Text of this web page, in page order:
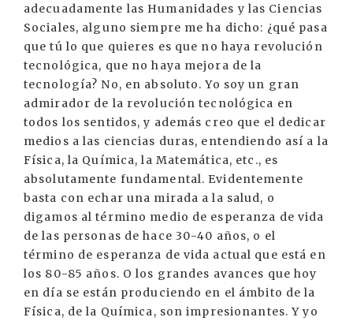
adecuadamente las Humanidades y las Ciencias
Sociales, alguno siempre me ha dicho: ¿qué pasa
que tú lo que quieres es que no haya revolución
tecnológica, que no haya mejora de la
tecnología? No, en absoluto. Yo soy un gran
admirador de la revolución tecnológica en
todos los sentidos, y además creo que el dedicar
medios a las ciencias duras, entendiendo así a la
Física, la Química, la Matemática, etc., es
absolutamente fundamental. Evidentemente
basta con echar una mirada a la salud, o
digamos al término medio de esperanza de vida
de las personas de hace 30-40 años, o el
término de esperanza de vida actual que está en
los 80-85 años. O los grandes avances que hoy
en día se están produciendo en el ámbito de la
Física, de la Química, son impresionantes. Y yo